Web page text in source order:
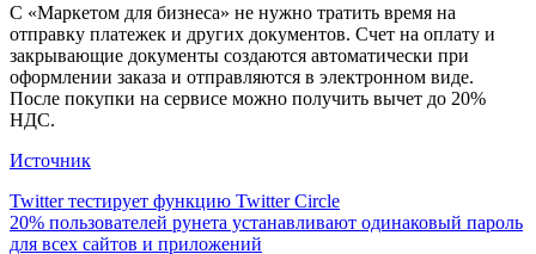
С «Маркетом для бизнеса» не нужно тратить время на
отправку платежек и других документов. Счет на оплату и
закрывающие документы создаются автоматически при
оформлении заказа и отправляются в электронном виде.
После покупки на сервисе можно получить вычет до 20%
НДС.
Источник
Навигация
по
Twitter тестирует функцию Twitter Circle
20% пользователей рунета устанавливают одинаковый пароль
для всех сайтов и приложений